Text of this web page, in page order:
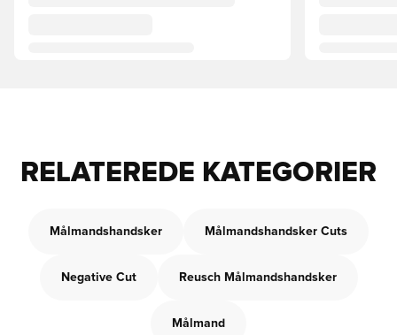
RELATEREDE KATEGORIER
Målmandshandsker Målmandshandsker Cuts
Negative Cut Reusch Målmandshandsker
Målmand